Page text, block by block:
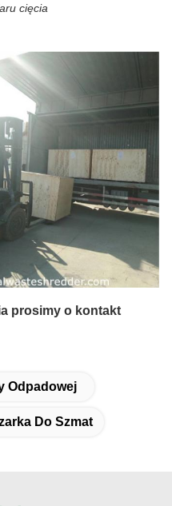
cięcia
prosimy o kontakt
Odpadowej
Do Szmat